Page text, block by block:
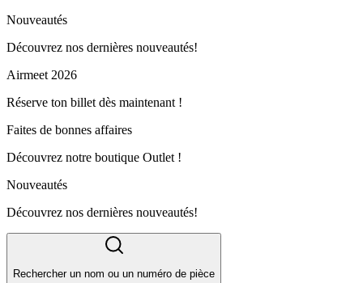
Nouveautés
Découvrez nos dernières nouveautés!
Airmeet 2026
Réserve ton billet dès maintenant !
Faites de bonnes affaires
Découvrez notre boutique Outlet !
Nouveautés
Découvrez nos dernières nouveautés!
Rechercher un nom ou un numéro de pièce